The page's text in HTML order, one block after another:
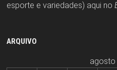
esporte e variedades) aqui no
ARQUIVO
agosto